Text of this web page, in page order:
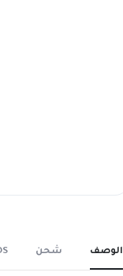
الوصف شحن